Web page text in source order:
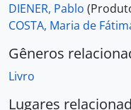
DIENER, Pablo
COSTA, Maria de
Gêneros
Livro
Lugares